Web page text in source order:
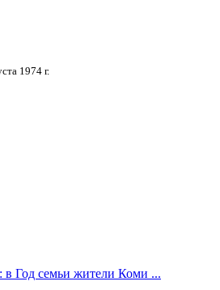
1974 г.
Год семьи жители Коми ...